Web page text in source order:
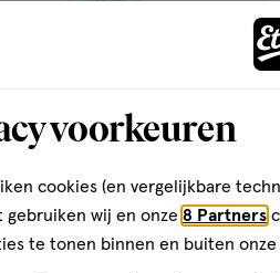
€ 6.99
6.99
lotion
voorkeuren
cookies (en vergelijkbare
gebruiken wij en onze 8 Partners
te tonen binnen en buiten onze